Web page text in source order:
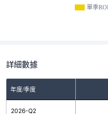
單季
詳細數據
年度/季度
2026-Q2